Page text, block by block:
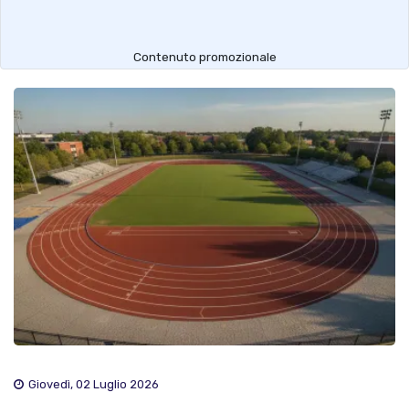
Contenuto promozionale
Giovedì, 02 Luglio 2026